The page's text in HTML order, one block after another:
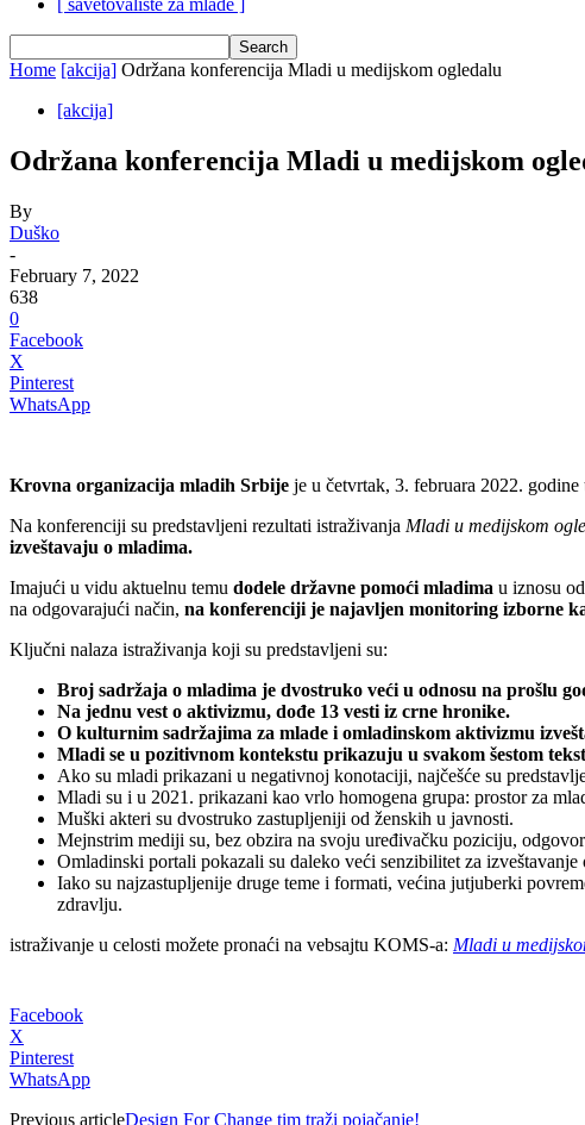
[ savetovalište za mlade ]
Home [akcija] Održana konferencija Mladi u medijskom ogledalu
[akcija]
Održana konferencija Mladi u medijskom
By
Duško
-
February 7, 2022
638
0
Facebook
X
Pinterest
WhatsApp
Krovna organizacija mladih Srbije je u četvrtak, 3. februara 2022.
Na konferenciji su predstavljeni rezultati istraživanja Mladi u medijskom
izveštavaju o mladima.
Imajući u vidu aktuelnu temu dodele državne pomoći mladima u iznosu
na odgovarajući način, na konferenciji je najavljen monitoring izborne
Ključni nalaza istraživanja koji su predstavljeni su:
Broj sadržaja o mladima je dvostruko veći u odnosu na prošlu
Na jednu vest o aktivizmu, dođe 13 vesti iz crne hronike.
O kulturnim sadržajima za mlade i omladinskom aktivizmu
Mladi se u pozitivnom kontekstu prikazuju u svakom šestom
Ako su mladi prikazani u negativnoj konotaciji, najčešće su
Mladi su i u 2021. prikazani kao vrlo homogena grupa: prostor za
Muški akteri su dvostruko zastupljeniji od ženskih u javnosti.
Mejnstrim mediji su, bez obzira na svoju uređivačku poziciju,
Omladinski portali pokazali su daleko veći senzibilitet za
Iako su najzastupljenije druge teme i formati, većina jutjuberki
zdravlju.
istraživanje u celosti možete pronaći na vebsajtu KOMS-a: Mladi u
Facebook
X
Pinterest
WhatsApp
Previous articleDesign For Change tim traži pojačanje!